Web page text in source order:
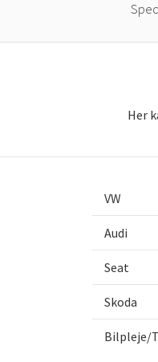
Her
VW
Audi
Seat
Skoda
Bilpleje/